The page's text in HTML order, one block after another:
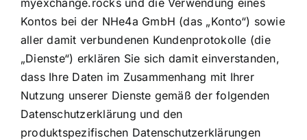
Dienstleistungen
Kontakt
Anmelden
Kontos bei der NHe4a GmbH (das „Konto“) sowie
aller damit verbundenen Kundenprotokolle (die
„Dienste“) erklären Sie sich damit einverstanden,
dass Ihre Daten im Zusammenhang mit Ihrer
Nutzung unserer Dienste gemäß der folgenden
Datenschutzerklärung und den
produktspezifischen Datenschutzerklärungen